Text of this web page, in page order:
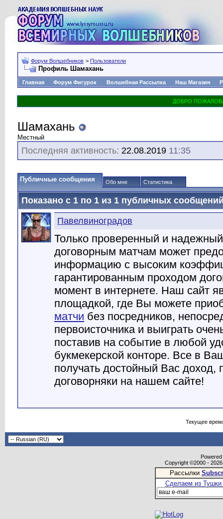
Форум Волшебников > Пользователи
Профиль Шамахань
Главная Форум Фигурок Волшебная Рассылка Наш Магазин
Шамахань
Местный
Последняя активность: 22.08.2019 11:35
Публичные сообщения Обо мне Статистика
Показано с 1 по 1 из 1 публичных
Павелвиноградов
Только проверенный и
договорным матчам может
информацию с высоким
гарантированным проходом
момент в интернете. Наш сайт
площадкой, где Вы можете
матчи без посредников,
первоисточника и выиграть
поставив на событие в любой
букмекерской конторе. Все в
получать достойный Вас доход,
договорняки на нашем сайте!
Текущее
Copyright ©2000 -
Рассылки
Сделаем из Тушки